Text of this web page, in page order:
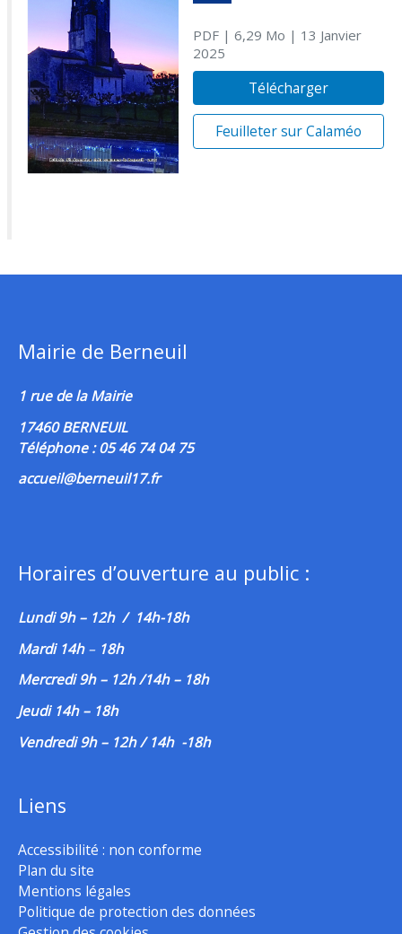
PDF| 6,29 Mo | 13 Janvier
2025
Télécharger
Feuilleter sur Calaméo
Mairie de Berneuil
1 rue de la Mairie
17460 BERNEUIL
Téléphone : 05 46 74 04 75
accueil@berneuil17.fr
Horaires d’ouverture au public :
Lundi 9h – 12h / 14h-18h
Mardi 14h– 18h
Mercredi 9h – 12h /14h – 18h
Jeudi 14h – 18h
Vendredi 9h – 12h / 14h -18h
Liens
Accessibilité : non conforme
Plan du site
Mentions légales
Politique de protection des données